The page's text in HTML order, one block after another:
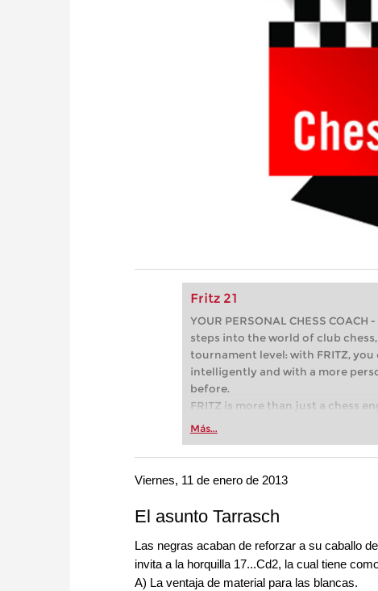
Fritz 21
YOUR PERSONAL CHESS
steps into the world of club
tournament level: with FRITZ,
intelligently and with a more
before.
FRITZ is more than just a chess
Whether you’re taking your first
more efficiently, intelligently and
approach than ever before.
Más...
Viernes, 11 de enero de 2013
El asunto Tarrasch
Las negras acaban de reforzar a su caballo
invita a la horquilla 17...Cd2, la cual tiene
A) La ventaja de material para las blancas.